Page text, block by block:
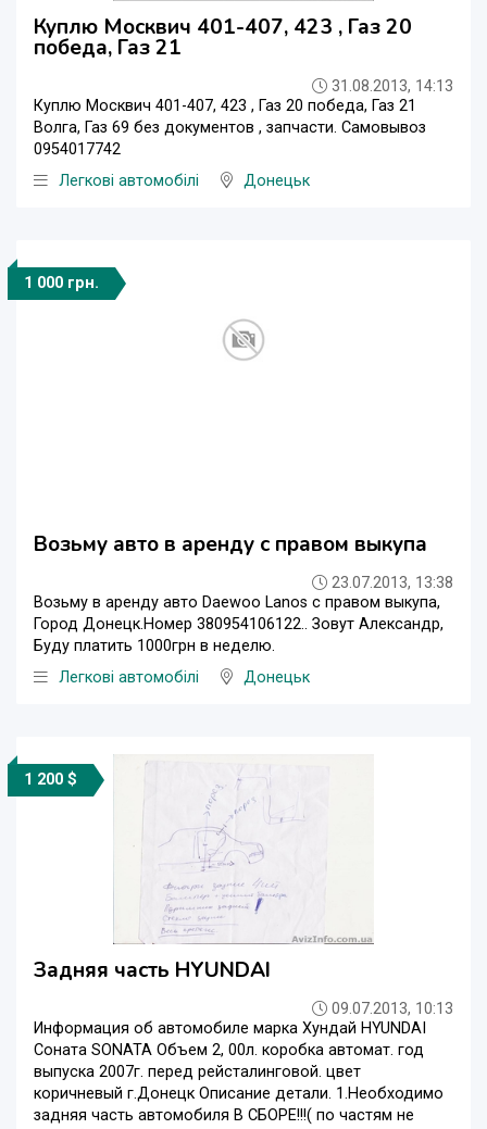
Куплю Москвич 401-407, 423 , Газ 20
победа, Газ 21
31.08.2013, 14:13
Куплю Москвич 401-407, 423 , Газ 20 победа, Газ 21
Волга, Газ 69 без документов , запчасти. Самовывоз
0954017742
Легкові автомобілі
Донецьк
1 000 грн.
Возьму авто в аренду с правом выкупа
23.07.2013, 13:38
Возьму в аренду авто Daewoo Lanos c правом выкупа,
Город Донецк.Номер 380954106122.. Зовут Александр,
Буду платить 1000грн в неделю.
Легкові автомобілі
Донецьк
1 200 $
Задняя часть HYUNDAI
09.07.2013, 10:13
Информация об автомобиле марка Хундай HYUNDAI
Соната SONATA Объем 2, 00л. коробка автомат. год
выпуска 2007г. перед рейсталинговой. цвет
коричневый г.Донецк Описание детали. 1.Необходимо
задняя часть автомобиля В СБОРЕ!!!( по частям не